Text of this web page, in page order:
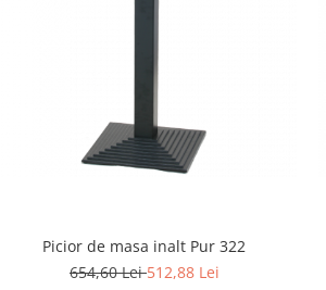
Picior de masa inalt Pur 322
654,60 Lei512,88 Lei